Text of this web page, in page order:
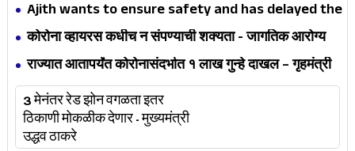
Ajith wants to ensure safety and has delayed the
shooting of Valimai
कोरोना व्हायरस कधीच न संपण्याची शक्यता - जागतिक आरोग्य
संघटना
राज्यात आतापर्यंत कोरोनासंदर्भात १ लाख गुन्हे दाखल – गृहमंत्री
अनिल देशमुख
3 मेनंतर रेड झोन वगळता इतर
ठिकाणी मोकळीक देणार - मुख्यमंत्री
उद्धव ठाकरे